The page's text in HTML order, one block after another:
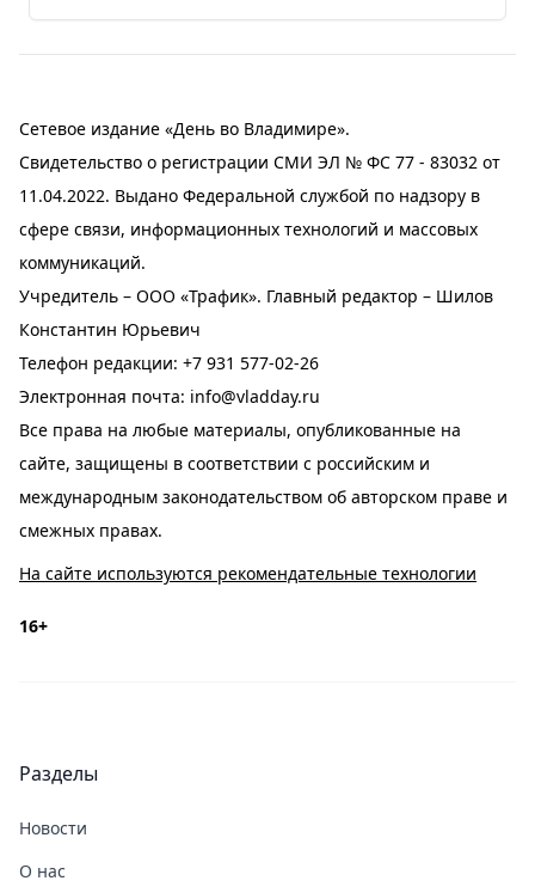
Сетевое издание «День во Владимире».
Свидетельство о регистрации СМИ ЭЛ № ФС 77 - 83032 от
11.04.2022. Выдано Федеральной службой по надзору в
сфере связи, информационных технологий и массовых
коммуникаций.
Учредитель – ООО «Трафик». Главный редактор – Шилов
Константин Юрьевич
Телефон редакции: +7 931 577-02-26
Электронная почта: info@vladday.ru
Все права на любые материалы, опубликованные на
сайте, защищены в соответствии с российским и
международным законодательством об авторском праве и
смежных правах.
На сайте используются рекомендательные технологии
16+
Разделы
Новости
О нас